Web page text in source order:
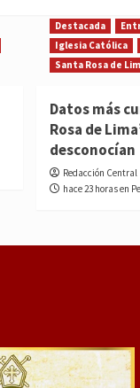
Destacada
Iglesia Católica
Santa Rosa de
Datos más
Rosa de
desconocían
Redacción Central
hace 23 horas en